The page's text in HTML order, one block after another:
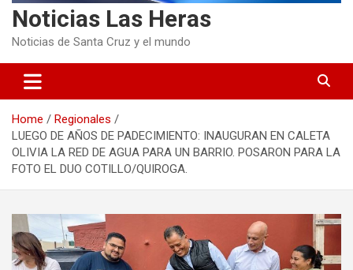
Noticias Las Heras
Noticias de Santa Cruz y el mundo
Home
Regionales
LUEGO DE AÑOS DE PADECIMIENTO: INAUGURAN EN CALETA
OLIVIA LA RED DE AGUA PARA UN BARRIO. POSARON PARA LA
FOTO EL DUO COTILLO/QUIROGA.